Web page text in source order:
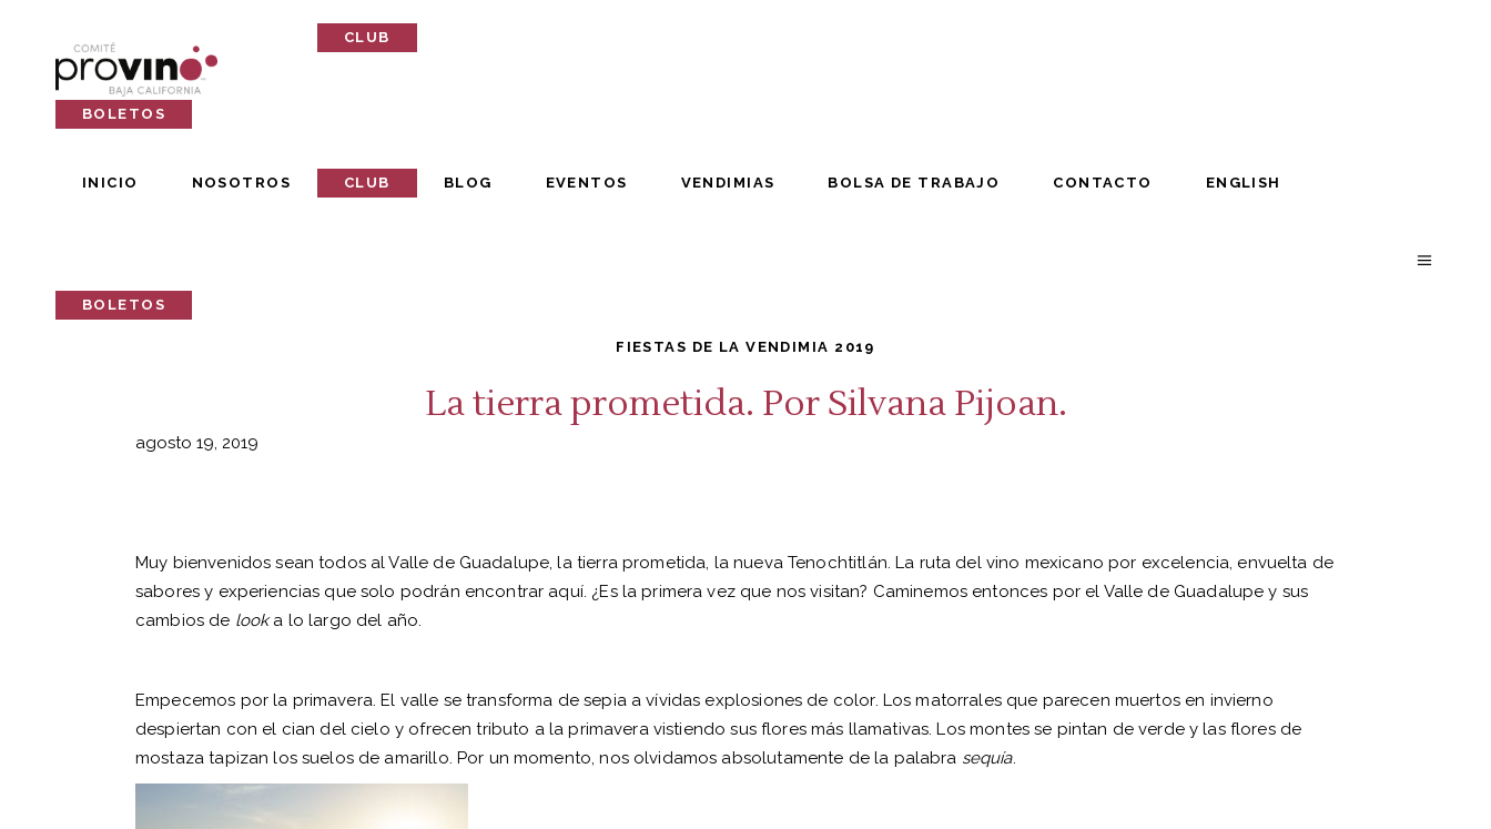
INICIO NOSOTROS CLUB BLOG EVENTOS VENDIMIAS BOLSA DE TRABAJO CONTACTO ENGLISH
BOLETOS
CLUB
BOLETOS
FIESTAS DE LA VENDIMIA 2019
La tierra prometida. Por Silvana Pijoan.
agosto 19, 2019
Muy bienvenidos sean todos al Valle de Guadalupe, la tierra prometida, la nueva Tenochtitlán. La ruta del vino mexicano por excelencia, envuelta de
sabores y experiencias que solo podrán encontrar aquí. ¿Es la primera vez que nos visitan? Caminemos entonces por el Valle de Guadalupe y sus
cambios de looka lo largo del año.
Empecemos por la primavera. El valle se transforma de sepia a vívidas explosiones de color. Los matorrales que parecen muertos en invierno
despiertan con el cian del cielo y ofrecen tributo a la primavera vistiendo sus flores más llamativas. Los montes se pintan de verde y las flores de
mostaza tapizan los suelos de amarillo. Por un momento, nos olvidamos absolutamente de la palabra sequía.